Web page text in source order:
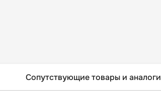
Сопутствующие товары и аналоги